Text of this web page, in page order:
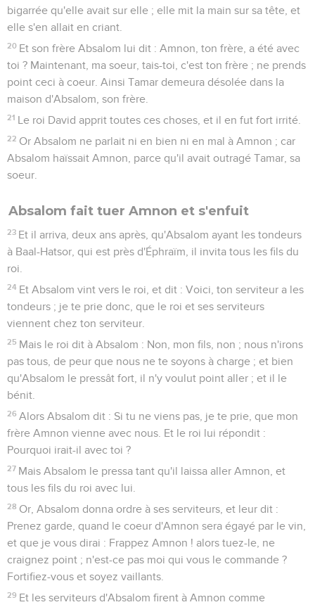
bigarrée qu'elle avait sur elle ; elle mit la main sur sa tête, et
elle s'en allait en criant.
20 Et son frère Absalom lui dit : Amnon, ton frère, a été avec
toi ? Maintenant, ma soeur, tais-toi, c'est ton frère ; ne prends
point ceci à coeur. Ainsi Tamar demeura désolée dans la
maison d'Absalom, son frère.
21 Le roi David apprit toutes ces choses, et il en fut fort irrité.
22 Or Absalom ne parlait ni en bien ni en mal à Amnon ; car
Absalom haïssait Amnon, parce qu'il avait outragé Tamar, sa
soeur.
Absalom fait tuer Amnon et s'enfuit
23 Et il arriva, deux ans après, qu'Absalom ayant les tondeurs
à Baal-Hatsor, qui est près d'Éphraïm, il invita tous les fils du
roi.
24 Et Absalom vint vers le roi, et dit : Voici, ton serviteur a les
tondeurs ; je te prie donc, que le roi et ses serviteurs
viennent chez ton serviteur.
25 Mais le roi dit à Absalom : Non, mon fils, non ; nous n'irons
pas tous, de peur que nous ne te soyons à charge ; et bien
qu'Absalom le pressât fort, il n'y voulut point aller ; et il le
bénit.
26 Alors Absalom dit : Si tu ne viens pas, je te prie, que mon
frère Amnon vienne avec nous. Et le roi lui répondit :
Pourquoi irait-il avec toi ?
27 Mais Absalom le pressa tant qu'il laissa aller Amnon, et
tous les fils du roi avec lui.
28 Or, Absalom donna ordre à ses serviteurs, et leur dit :
Prenez garde, quand le coeur d'Amnon sera égayé par le vin,
et que je vous dirai : Frappez Amnon ! alors tuez-le, ne
craignez point ; n'est-ce pas moi qui vous le commande ?
Fortifiez-vous et soyez vaillants.
29 Et les serviteurs d'Absalom firent à Amnon comme